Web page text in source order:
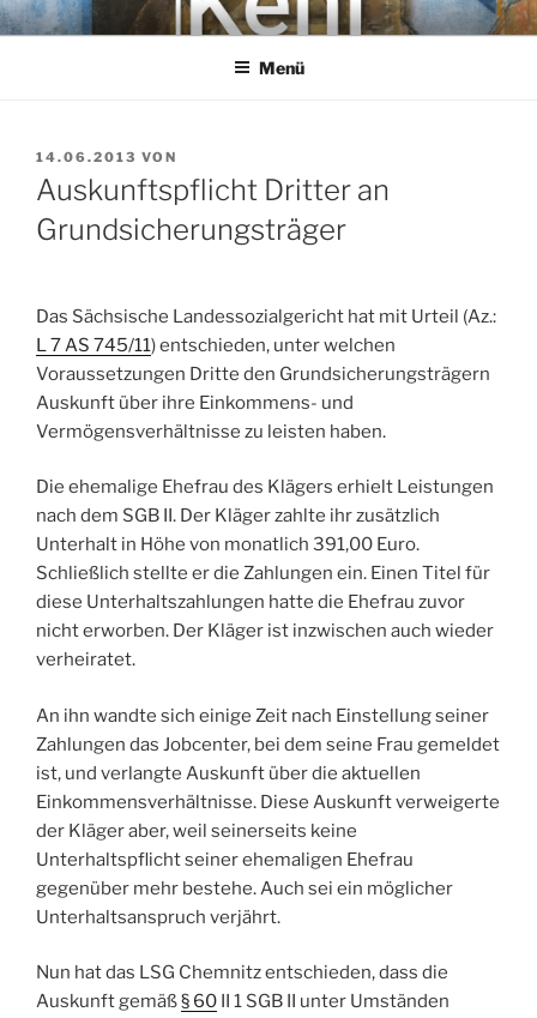
Zum
InhaltKEHL
Rechtsanwaltsgesellschaft mbH
Menü
VERÖFFENTLICHT
AM
14.06.2013 VON
Auskunftspflicht Dritter an
Grundsicherungsträger
Das Sächsische Landessozialgericht hat mit Urteil (Az.:
L 7 AS 745/11) entschieden, unter welchen
Voraussetzungen Dritte den Grundsicherungsträgern
Auskunft über ihre Einkommens- und
Vermögensverhältnisse zu leisten haben.
Die ehemalige Ehefrau des Klägers erhielt Leistungen
nach dem SGB II. Der Kläger zahlte ihr zusätzlich
Unterhalt in Höhe von monatlich 391,00 Euro.
Schließlich stellte er die Zahlungen ein. Einen Titel für
diese Unterhaltszahlungen hatte die Ehefrau zuvor
nicht erworben. Der Kläger ist inzwischen auch wieder
verheiratet.
An ihn wandte sich einige Zeit nach Einstellung seiner
Zahlungen das Jobcenter, bei dem seine Frau gemeldet
ist, und verlangte Auskunft über die aktuellen
Einkommensverhältnisse. Diese Auskunft verweigerte
der Kläger aber, weil seinerseits keine
Unterhaltspflicht seiner ehemaligen Ehefrau
gegenüber mehr bestehe. Auch sei ein möglicher
Unterhaltsanspruch verjährt.
Nun hat das LSG Chemnitz entschieden, dass die
Auskunft gemäß§ 60 II 1 SGB II unter Umständen